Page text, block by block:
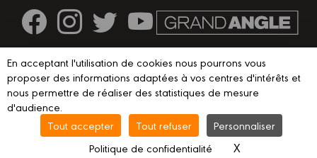
Contactez-nous
Devenir partenaire
© 2023 GRAND ANGLE Mentions légales
Conditions d’utilisation
Vie privée
Gestion des cookies
En acceptant l'utilisation de cookies nous pourrons vous
proposer des informations adaptées à vos centres d'intérêts et
nous permettre de réaliser des statistiques de mesure
d'audience.
Tout accepter
Tout refuser
Personnaliser
Politique de confidentialité
X